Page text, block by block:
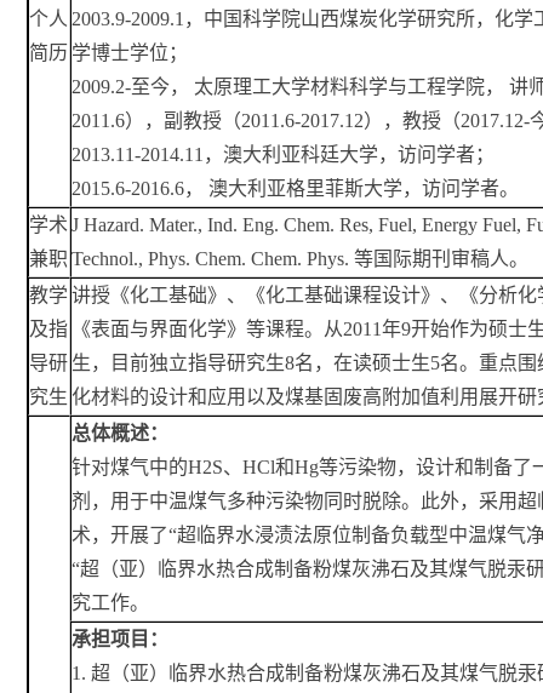
个人
简历
2003.9-2009.1，中国科学院山西煤炭化学研究所，化学
学博士学位；
2009.2-至今， 太原理工大学材料科学与工程学院， 讲
2011.6），副教授（2011.6-2017.12），教授（2017.12-
2013.11-2014.11，澳大利亚科廷大学，访问学者；
2015.6-2016.6， 澳大利亚格里菲斯大学，访问学者。
学术
兼职
J Hazard. Mater., Ind. Eng. Chem. Res, Fuel, Energy Fuel,
Technol., Phys. Chem. Chem. Phys. 等国际期刊审稿人。
教学
及指
导研
究生
讲授《化工基础》、《化工基础课程设计》、《分析化
《表面与界面化学》等课程。从2011年9开始作为硕士
生，目前独立指导研究生8名，在读硕士生5名。重点围
化材料的设计和应用以及煤基固废高附加值利用展开研
总体概述：
针对煤气中的H2S、HCl和Hg等污染物，设计和制备了
剂，用于中温煤气多种污染物同时脱除。此外，采用超
术，开展了“超临界水浸渍法原位制备负载型中温煤气
“超（亚）临界水热合成制备粉煤灰沸石及其煤气脱汞
究工作。
承担项目：
1. 超（亚）临界水热合成制备粉煤灰沸石及其煤气脱汞